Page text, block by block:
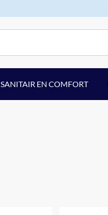
SANITAIR EN COMFORT